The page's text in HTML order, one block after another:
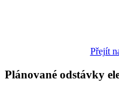
Přejít
Plánované odstávky